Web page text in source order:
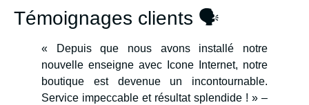
Témoignages clients 🗣️
« Depuis que nous avons installé notre
nouvelle enseigne avec Icone Internet, notre
boutique est devenue un incontournable.
Service impeccable et résultat splendide ! » –